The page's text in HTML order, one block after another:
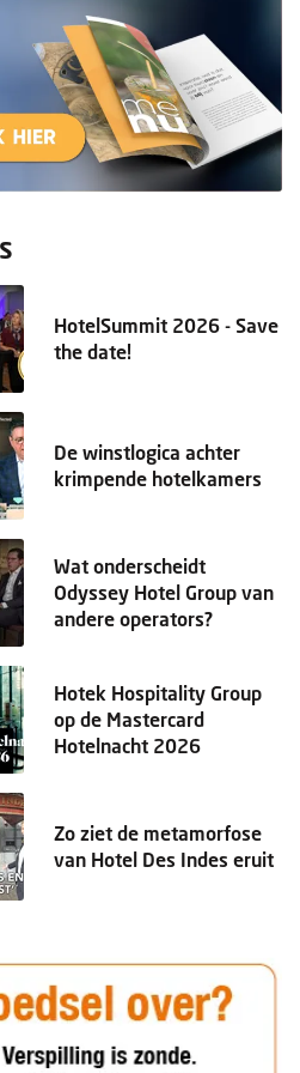
HotelSummit 2026 - Save
the date!
De winstlogica achter
krimpende hotelkamers
Wat onderscheidt
Odyssey Hotel Group van
andere operators?
Hotek Hospitality Group
op de Mastercard
Hotelnacht 2026
Zo ziet de metamorfose
van Hotel Des Indes eruit